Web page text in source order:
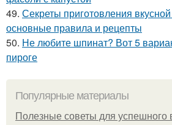
49. Секреты приготовления
основные правила и рецепты
50. Не любите шпинат? Вот 5
пироге
Популярные материалы
Полезные советы для